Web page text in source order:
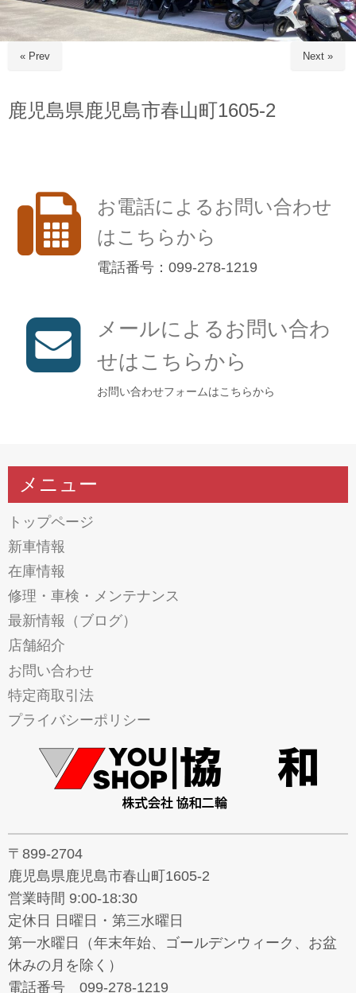
« Prev Next »
鹿児島県鹿児島市春山町1605-2
お電話によるお問い合わせ
はこちらから
電話番号：099-278-1219
メールによるお問い合わ
せはこちらから
お問い合わせフォームはこちらから
メニュー
トップページ
新車情報
在庫情報
修理・車検・メンテナンス
最新情報（ブログ）
店舗紹介
お問い合わせ
特定商取引法
プライバシーポリシー
〒899-2704
鹿児島県鹿児島市春山町1605-2
営業時間 9:00-18:30
定休日 日曜日・第三水曜日
第一水曜日（年末年始、ゴールデンウィーク、お盆
休みの月を除く）
電話番号 099-278-1219